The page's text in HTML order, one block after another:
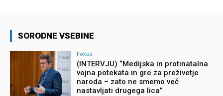
SORODNE VSEBINE
Fokus
(INTERVJU) “Medijska in protinatalna
vojna potekata in gre za preživetje
naroda – zato ne smemo več
nastavljati drugega lica”